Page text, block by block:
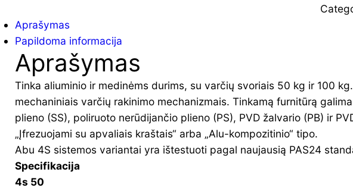
Aprašymas
Papildoma informacija
Aprašymas
Tinka aliuminio ir medinėms durims, su varčių svoriais 50 kg ir 100
mechaniniais varčių rakinimo mechanizmais. Tinkamą furnitūrą
plieno (SS), poliruoto nerūdijančio plieno (PS), PVD žalvario (PB) ir
„Įfrezuojami su apvaliais kraštais“ arba „Alu-kompozitinio“ tipo.
Abu 4S sistemos variantai yra ištestuoti pagal naujausią PAS24
Specifikacija
4s 50